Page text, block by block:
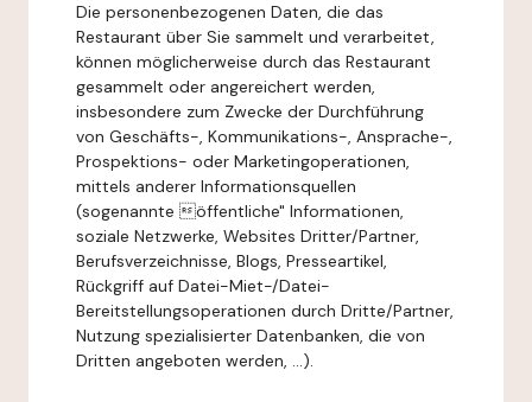
Die personenbezogenen Daten, die das
Restaurant über Sie sammelt und verarbeitet,
können möglicherweise durch das Restaurant
gesammelt oder angereichert werden,
insbesondere zum Zwecke der Durchführung
von Geschäfts-, Kommunikations-, Ansprache-,
Prospektions- oder Marketingoperationen,
mittels anderer Informationsquellen
(sogenannte öffentliche" Informationen,
soziale Netzwerke, Websites Dritter/Partner,
Berufsverzeichnisse, Blogs, Presseartikel,
Rückgriff auf Datei-Miet-/Datei-
Bereitstellungsoperationen durch Dritte/Partner,
Nutzung spezialisierter Datenbanken, die von
Dritten angeboten werden, ...).